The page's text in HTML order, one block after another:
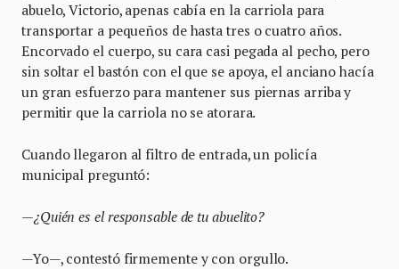
abuelo, Victorio, apenas cabía en la carriola para
transportar a pequeños de hasta tres o cuatro años.
Encorvado el cuerpo, su cara casi pegada al pecho, pero
sin soltar el bastón con el que se apoya, el anciano hacía
un gran esfuerzo para mantener sus piernas arriba y
permitir que la carriola no se atorara.
Cuando llegaron al filtro de entrada, un policía
municipal preguntó:
—¿Quién es el responsable de tu abuelito?
—Yo—, contestó firmemente y con orgullo.